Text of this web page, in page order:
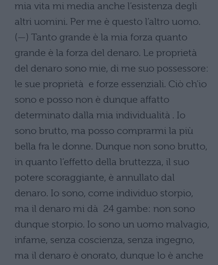
mia vita mi media anche l’esistenza degli
altri uomini. Per me è questo l’altro uomo.
(—) Tanto grande è la mia forza quanto
grande è la forza del denaro. Le proprietà
del denaro sono mie, di me suo possessore:
le sue proprietà e forze essenziali. Ciò ch’io
sono e posso non è dunque affatto
determinato dalla mia individualità . Io
sono brutto, ma posso comprarmi la più
bella fra le donne. Dunque non sono brutto,
in quanto l’effetto della bruttezza, il suo
potere scoraggiante, è annullato dal
denaro. Io sono, come individuo storpio,
ma il denaro mi dà 24 gambe: non sono
dunque storpio. Io sono un uomo malvagio,
infame, senza coscienza, senza ingegno,
ma il denaro è onorato, dunque lo è anche